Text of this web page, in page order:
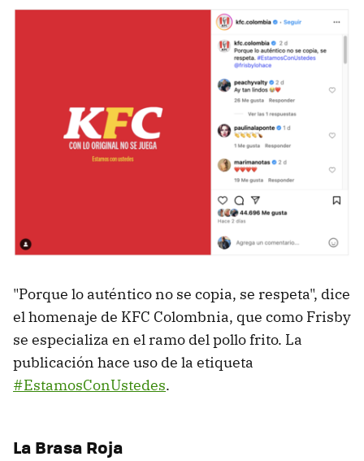
"Porque lo auténtico no se copia, se respeta", dice
el homenaje de KFC Colombnia, que como Frisby
se especializa en el ramo del pollo frito. La
publicación hace uso de la etiqueta
#EstamosConUstedes.
La Brasa Roja